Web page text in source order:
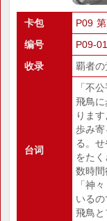
卡包
P09
编号
P09-
收录
覇者
台词
「不
飛鳥
りま
歩み
る。
をたく
数時間
「神
いる
飛鳥と